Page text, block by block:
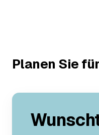
Planen Sie